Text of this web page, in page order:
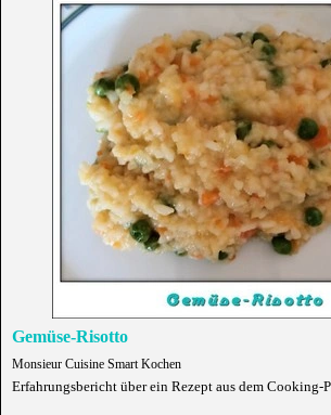
Gemüse-Risotto
Monsieur Cuisine Smart Kochen
Erfahrungsbericht über ein Rezept aus dem Cooking-